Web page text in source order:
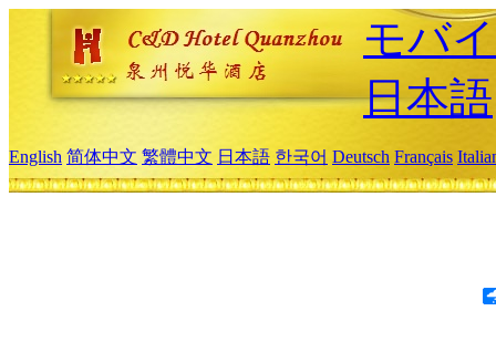
モバ
日本語
English 简体中文 繁體中文 日本語 한국어 Deutsch Français